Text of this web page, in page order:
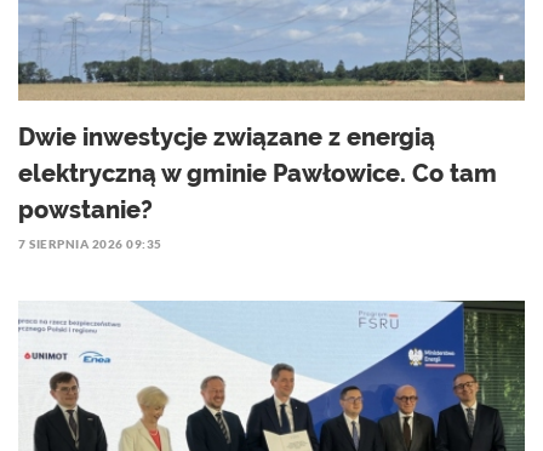
Dwie inwestycje związane z energią
elektryczną w gminie Pawłowice. Co tam
powstanie?
7 SIERPNIA 2026 09:35